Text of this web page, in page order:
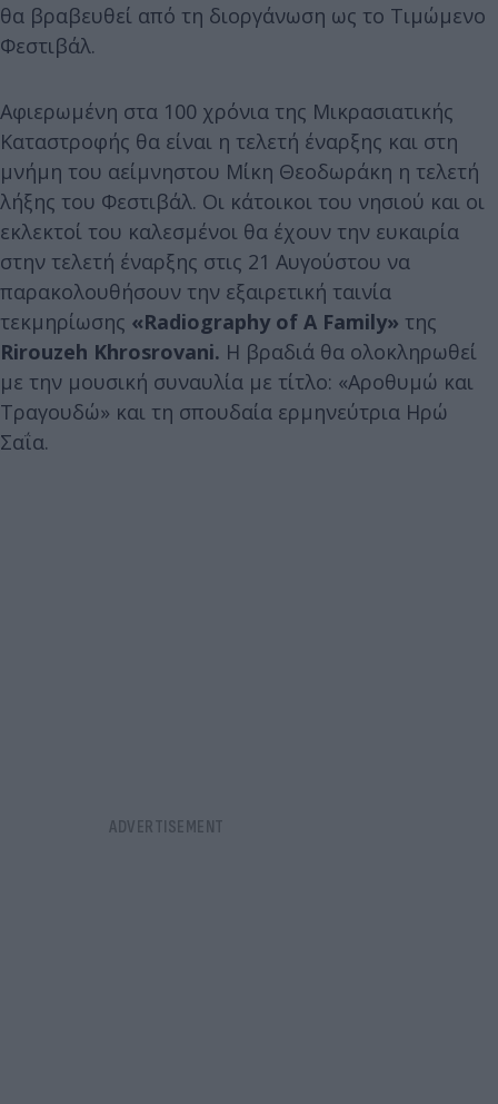
θα βραβευθεί από τη διοργάνωση ως το Τιμώμενο
Φεστιβάλ.
Αφιερωμένη στα 100 χρόνια της Μικρασιατικής
Καταστροφής θα είναι η τελετή έναρξης και στη
μνήμη του αείμνηστου Μίκη Θεοδωράκη η τελετή
λήξης του Φεστιβάλ. Οι κάτοικοι του νησιού και οι
εκλεκτοί του καλεσμένοι θα έχουν την ευκαιρία
στην τελετή έναρξης στις 21 Αυγούστου να
παρακολουθήσουν την εξαιρετική ταινία
τεκμηρίωσης «Radiography of A Family» της
Rirouzeh Khrosrovani. Η βραδιά θα ολοκληρωθεί
με την μουσική συναυλία με τίτλο: «Αροθυμώ και
Τραγουδώ» και τη σπουδαία ερμηνεύτρια Ηρώ
Σαΐα.